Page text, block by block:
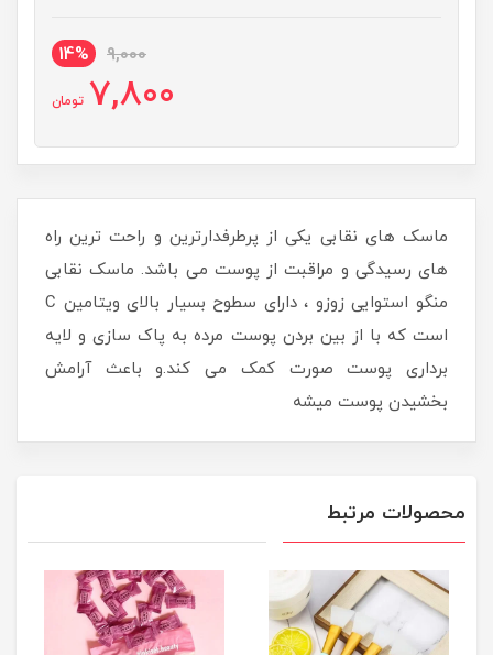
9,000
14%
7,800 تومان
ماسک های نقابی یکی از پرطرفدارترین و راحت ترین راه
های رسیدگی و مراقبت از پوست می باشد. ماسک نقابی
منگو استوایی زوزو ، دارای سطوح بسیار بالای ویتامین C
است که با از بین بردن پوست مرده به پاک سازی و لایه
برداری پوست صورت کمک می کند.و باعث آرامش
بخشیدن پوست میشه
محصولات مرتبط